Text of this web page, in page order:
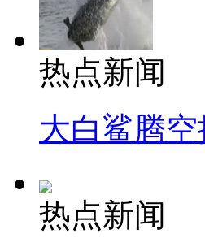
热点新闻
大白鲨腾
热点新闻